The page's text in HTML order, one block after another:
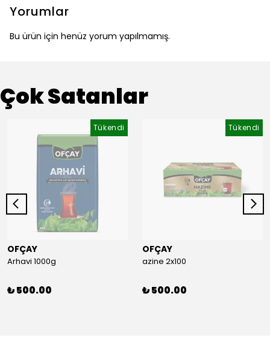
Yorumlar
Bu ürün için henüz yorum yapılmamış.
Çok Satanlar
Tükendi
OFÇAY
Arhavi 1000g
₺ 500.00
Tükendi
OFÇAY
azine 2x100
₺ 500.00